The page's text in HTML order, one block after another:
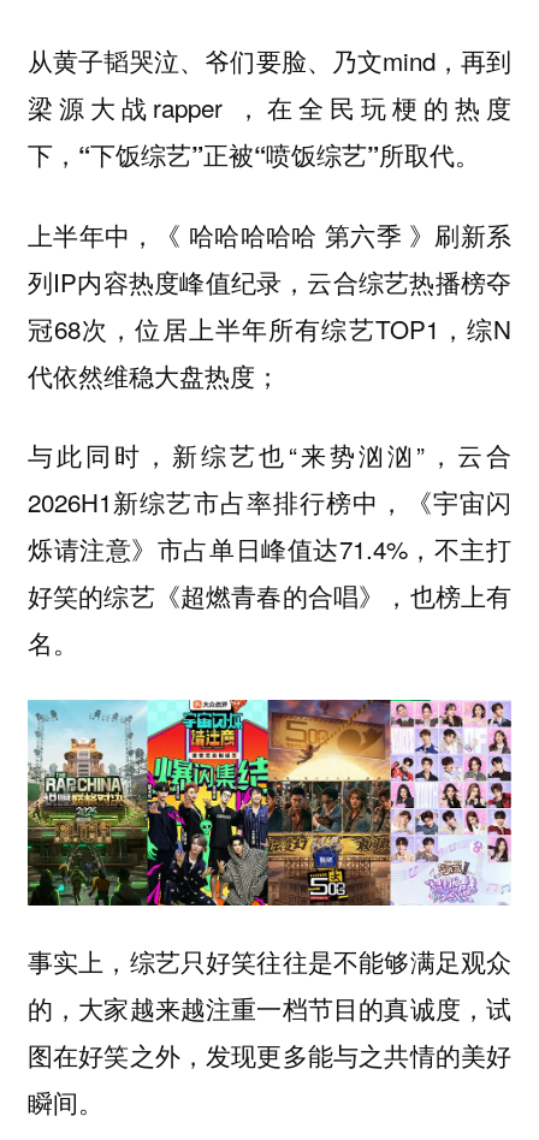
从黄子韬哭泣、爷们要脸、乃文mind，再到
梁源大战rapper ，在全民玩梗的热度
下， “下饭综艺”正被“喷饭综艺”所取代。
上半年中，《 哈哈哈哈哈 第六季 》刷新系
列IP内容热度峰值纪录，云合综艺热播榜夺
冠68次，位居上半年所有综艺TOP1，综N
代依然维稳大盘热度；
与此同时，新综艺也“来势汹汹”，云合
2026H1新综艺市占率排行榜中，《宇宙闪
烁请注意》市占单日峰值达71.4%，不主打
好笑的综艺《超燃青春的合唱》，也榜上有
名。
事实上，综艺只好笑往往是不能够满足观众
的，大家越来越注重一档节目的真诚度，试
图在好笑之外，发现更多能与之共情的美好
瞬间。